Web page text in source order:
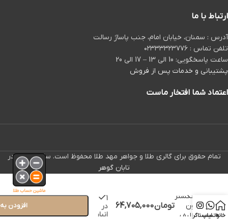
ارتباط با ما
آدرس : سمنان، خیابان امام، جنب پاساژ رسالت
تلفن تماس : ۰۲۳۳۳۳۲۳۷۷۶
ساعت پاسخگویی: 10 الی 13 – 17 الی 20
پشتیبانی و خدمات پس از فروش
اعتماد شما افتخار ماست
ماشین حساب طلا
تمام حقوق برای گالری طلا و جواهر مهد طلا محفوظ است. ساخته شده در
تابان گوهر
خانهواتساپ
اینستاگرام
انگشتر
ون
کلیف
تومان
1
در
انبار
افزودن